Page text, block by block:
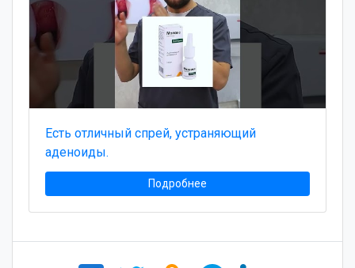
Есть отличный спрей, устраняющий
аденоиды.
Подробнее